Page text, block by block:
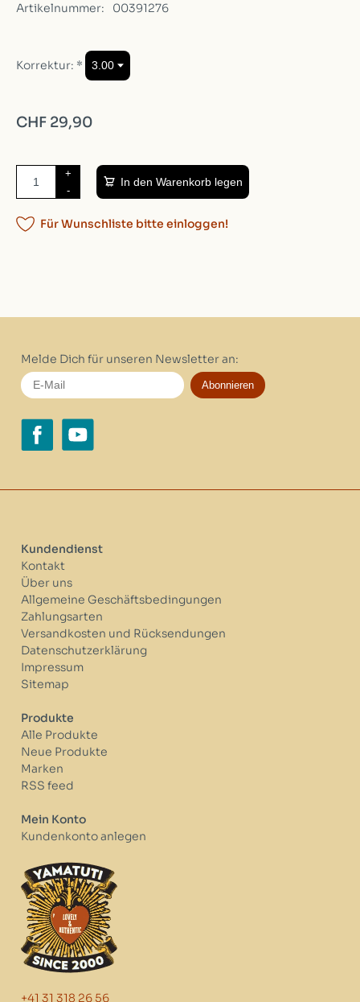
Artikelnummer:
00391276
Korrektur: *
CHF 29,90
+
-
In den Warenkorb legen
Für Wunschliste bitte einloggen!
Melde Dich für unseren Newsletter an:
Abonnieren
Kundendienst
Kontakt
Über uns
Allgemeine Geschäftsbedingungen
Zahlungsarten
Versandkosten und Rücksendungen
Datenschutzerklärung
Impressum
Sitemap
Produkte
Alle Produkte
Neue Produkte
Marken
RSS feed
Mein Konto
Kundenkonto anlegen
+41 31 318 26 56